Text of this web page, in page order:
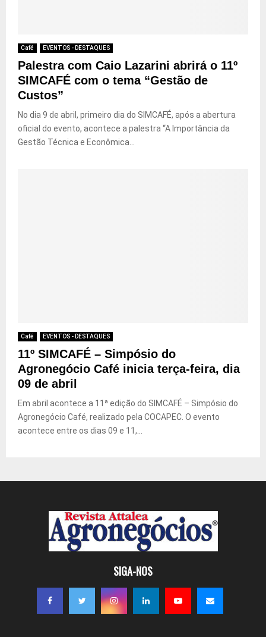
Café EVENTOS - DESTAQUES
Palestra com Caio Lazarini abrirá o 11º
SIMCAFÉ com o tema “Gestão de
Custos”
No dia 9 de abril, primeiro dia do SIMCAFÉ, após a abertura
oficial do evento, acontece a palestra “A Importância da
Gestão Técnica e Econômica...
Café EVENTOS - DESTAQUES
11º SIMCAFÉ – Simpósio do
Agronegócio Café inicia terça-feira, dia
09 de abril
Em abril acontece a 11ª edição do SIMCAFÉ – Simpósio do
Agronegócio Café, realizado pela COCAPEC. O evento
acontece entre os dias 09 e 11,...
SIGA-NOS